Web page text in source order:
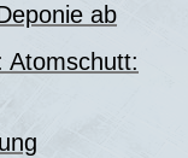
ab
Atomschutt: